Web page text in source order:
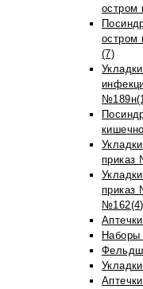
остром
остром
(7)
приказ
приказ
№162(4)
Наборы